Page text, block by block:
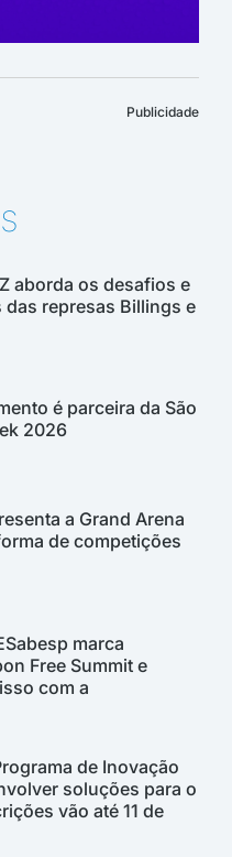
Publicidade
aborda os desafios e
represas Billings e
é parceira da São
2026
a Grand Arena
de competições
marca
Free Summit e
com a
de Inovação
soluções para o
vão até 11 de